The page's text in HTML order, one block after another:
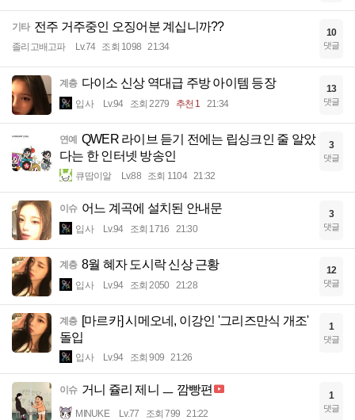
기타 전주 거주중인 오징어분 계십니까??
졸리고배고파 Lv.74 조회 1098 21:34
10
댓글
계층 다이소 신상 역대급 주방 아이템 등장
입사 Lv.94 조회 2279 추천 1 21:34
13
댓글
연예 QWER 라이브 듣기 전에는 립싱크인 줄 알았
다는 한 인터넷 방송인
큐땁이알 Lv.88 조회 1104 21:32
3
댓글
이슈 어느 계곡에 설치된 안내문
입사 Lv.94 조회 1716 21:30
3
댓글
계층 8월 혜자 도시락 신상 근황
입사 Lv.94 조회 2050 21:28
12
댓글
계층 [마르카] 시메오네, 이강인 '그리즈만식 개조'
돌입
입사 Lv.94 조회 909 21:26
1
댓글
이슈 거니 쥴리 제니 ㅡ 깜빵편
MINUKE Lv.77 조회 799 21:22
1
댓글